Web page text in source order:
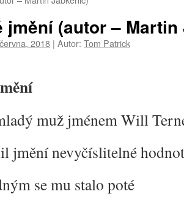
jmění (autor –
2018 | Autor: Tom Patrick
muž jménem Will
jmění nevyčíslitelné
se mu stalo poté